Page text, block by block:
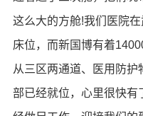
这么大的方舱!我们医院
床位，而新国博有着
从三区两通道、医用防
部已经就位，心里很快有